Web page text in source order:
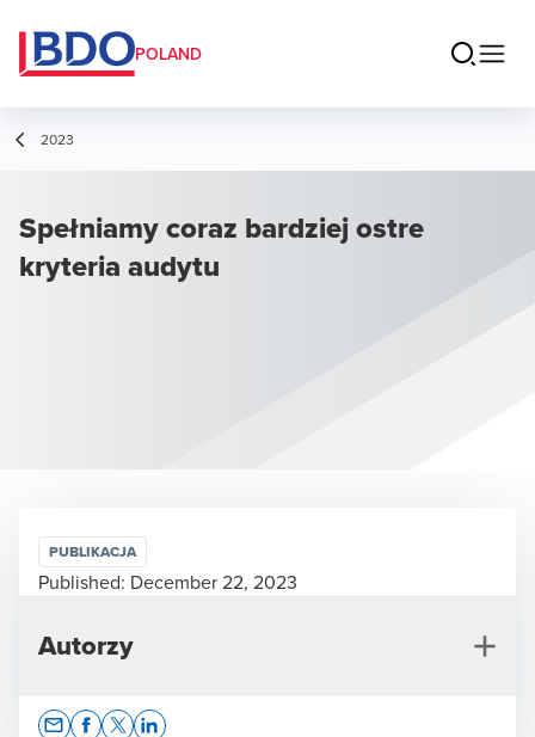
POLAND
2023
Spełniamy coraz bardziej ostre
kryteria audytu
PUBLIKACJA
Published: December 22, 2023
Autorzy